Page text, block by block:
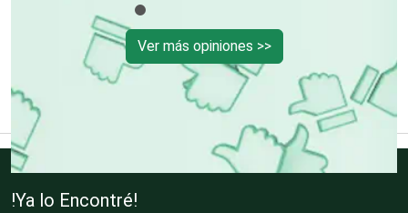
Clínicas de Rehabilitación
Clínicas y Hospitales
Clubes Deportivos
Ver más opiniones >>
!Ya lo Encontré!